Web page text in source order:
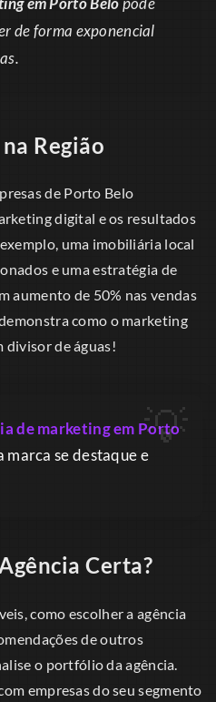
de forma exponencial
Região
de Porto Belo
digital e os resultados
uma imobiliária local
e uma estratégia de
aumento de 50% nas vendas
como o marketing
divisor de águas!
de marketing em Porto
marca se destaque e
Certa?
como escolher a agência
de outros
o portfólio da agência.
empresas do seu segmento